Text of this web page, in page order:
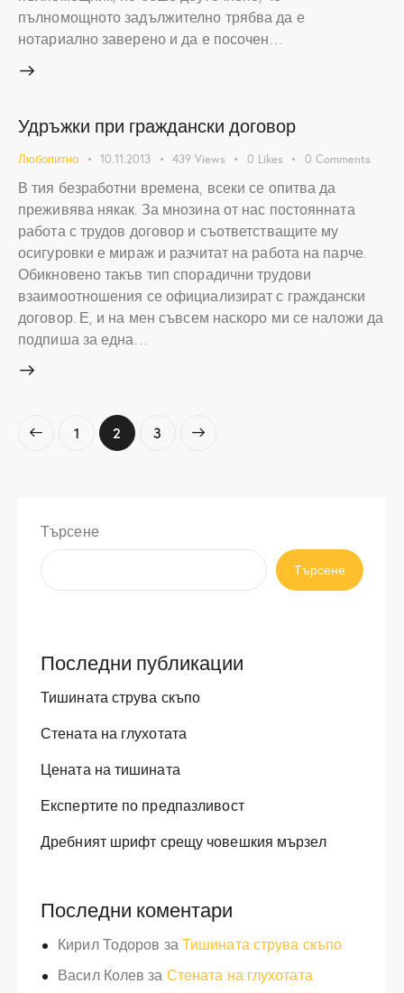
пълномощното задължително трябва да е
нотариално заверено и да е посочен…
Удръжки при граждански договор
Любопитно 10.11.2013 439 Views 0 Likes 0 Comments
В тия безработни времена, всеки се опитва да
преживява някак. За мнозина от нас постоянната
работа с трудов договор и съответстващите му
осигуровки е мираж и разчитат на работа на парче.
Обикновено такъв тип спорадични трудови
взаимоотношения се официализират с граждански
договор. Е, и на мен съвсем наскоро ми се наложи да
подпиша за една…
Разделяне
страници
Page
1 Page
2 Page
3
>
Търсене
Търсене
Последни публикации
Тишината струва скъпо
Стената на глухотата
Цената на тишината
Експертите по предпазливост
Дребният шрифт срещу човешкия мързел
Последни коментари
Кирил Тодоров за Тишината струва скъпо
Васил Колев за Стената на глухотата